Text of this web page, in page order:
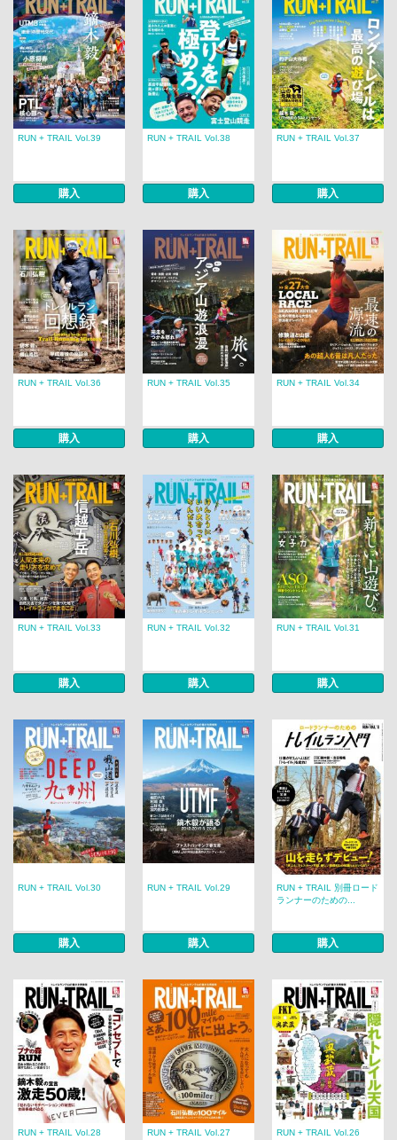
RUN + TRAIL Vol.39
購入
RUN + TRAIL Vol.38
購入
RUN + TRAIL Vol.37
購入
RUN + TRAIL Vol.36
購入
RUN + TRAIL Vol.35
購入
RUN + TRAIL Vol.34
購入
RUN + TRAIL Vol.33
購入
RUN + TRAIL Vol.32
購入
RUN + TRAIL Vol.31
購入
RUN + TRAIL Vol.30
購入
RUN + TRAIL Vol.29
購入
RUN + TRAIL 別冊ロード
ランナーのための...
購入
RUN + TRAIL Vol.28 RUN + TRAIL Vol.27 RUN + TRAIL Vol.26